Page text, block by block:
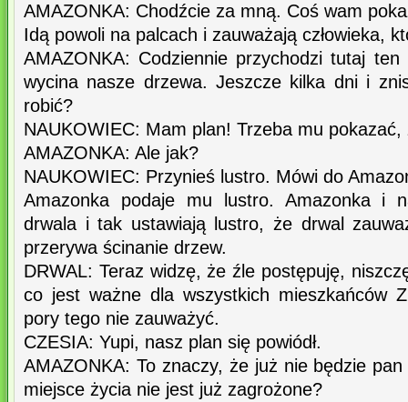
AMAZONKA: Chodźcie za mną. Coś wam
Idą powoli na palcach i zauważają człowieka,
AMAZONKA: Codziennie przychodzi tutaj ten
wycina nasze drzewa. Jeszcze kilka dni i
robić?
NAUKOWIEC: Mam plan! Trzeba mu pokazać,
AMAZONKA: Ale jak?
NAUKOWIEC: Przynieś lustro. Mówi do
Amazonka podaje mu lustro. Amazonka i
drwala i tak ustawiają lustro, że drwal
przerywa ścinanie drzew.
DRWAL: Teraz widzę, że źle postępuję,
co jest ważne dla wszystkich mieszkańców
pory tego nie zauważyć.
CZESIA: Yupi, nasz plan się powiódł.
AMAZONKA: To znaczy, że już nie będzie
miejsce życia nie jest już zagrożone?